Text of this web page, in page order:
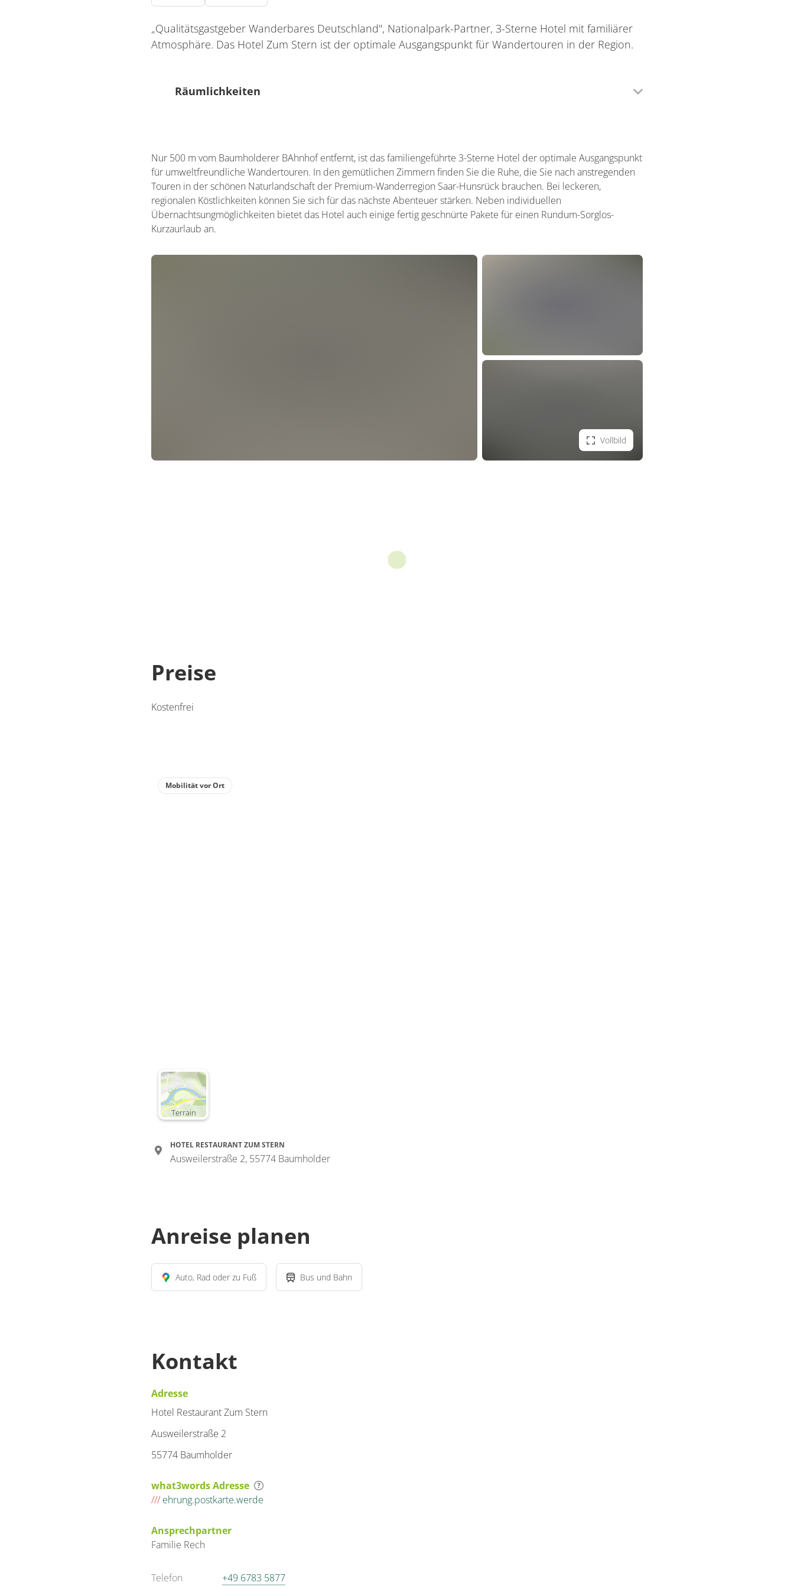
„Qualitätsgastgeber Wanderbares Deutschland", Nationalpark-Partner, 3-Sterne Hotel mit familiärer
Atmosphäre. Das Hotel Zum Stern ist der optimale Ausgangspunkt für Wandertouren in der Region.
Räumlichkeiten
0 Sitzplätze (außen)
Nur 500 m vom Baumholderer BAhnhof entfernt, ist das familiengeführte 3-Sterne Hotel der optimale Ausgangspunkt
für umweltfreundliche Wandertouren. In den gemütlichen Zimmern finden Sie die Ruhe, die Sie nach anstregenden
Touren in der schönen Naturlandschaft der Premium-Wanderregion Saar-Hunsrück brauchen. Bei leckeren,
regionalen Köstlichkeiten können Sie sich für das nächste Abenteuer stärken. Neben individuellen
Übernachtsungmöglichkeiten bietet das Hotel auch einige fertig geschnürte Pakete für einen Rundum-Sorglos-
Kurzaurlaub an.
Vollbild
Preise
Kostenfrei
Terrain
Mobilität vor Ort
HOTEL RESTAURANT ZUM STERN
Ausweilerstraße 2, 55774 Baumholder
Anreise planen
Auto, Rad oder zu Fuß Bus und Bahn
Kontakt
Adresse
Hotel Restaurant Zum Stern
Ausweilerstraße 2
55774 Baumholder
what3words Adresse
/// ehrung.postkarte.werde
Ansprechpartner
Familie Rech
Telefon +49 6783 5877